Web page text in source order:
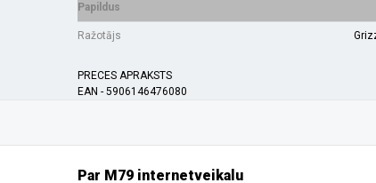
Papildus
Ražotājs
PRECES APRAKSTS
EAN - 5906146476080
Par M79 internetveikalu